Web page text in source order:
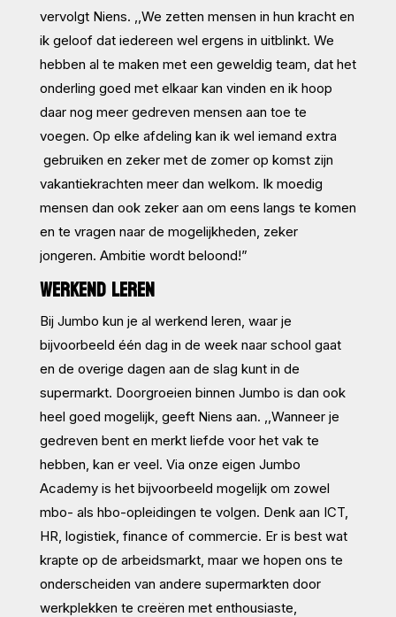
vervolgt Niens. ,,We zetten mensen in hun kracht en
ik geloof dat iedereen wel ergens in uitblinkt. We
hebben al te maken met een geweldig team, dat het
onderling goed met elkaar kan vinden en ik hoop
daar nog meer gedreven mensen aan toe te
voegen. Op elke afdeling kan ik wel iemand extra
gebruiken en zeker met de zomer op komst zijn
vakantiekrachten meer dan welkom. Ik moedig
mensen dan ook zeker aan om eens langs te komen
en te vragen naar de mogelijkheden, zeker
jongeren. Ambitie wordt beloond!”
WERKEND LEREN
Bij Jumbo kun je al werkend leren, waar je
bijvoorbeeld één dag in de week naar school gaat
en de overige dagen aan de slag kunt in de
supermarkt. Doorgroeien binnen Jumbo is dan ook
heel goed mogelijk, geeft Niens aan. ,,Wanneer je
gedreven bent en merkt liefde voor het vak te
hebben, kan er veel. Via onze eigen Jumbo
Academy is het bijvoorbeeld mogelijk om zowel
mbo- als hbo-opleidingen te volgen. Denk aan ICT,
HR, logistiek, finance of commercie. Er is best wat
krapte op de arbeidsmarkt, maar we hopen ons te
onderscheiden van andere supermarkten door
werkplekken te creëren met enthousiaste,